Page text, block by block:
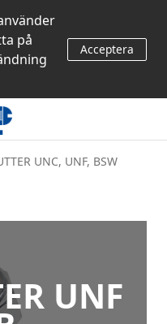
på
Acceptera
UNC, UNF, BSW
UNF